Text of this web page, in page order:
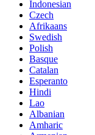
Indonesian
Czech
Afrikaans
Swedish
Polish
Basque
Catalan
Esperanto
Hindi
Lao
Albanian
Amharic